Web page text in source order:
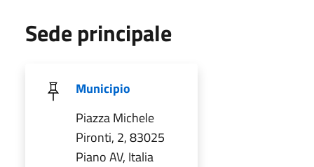
Sede principale
Municipio
Piazza Michele
Pironti, 2, 83025
Piano AV, Italia